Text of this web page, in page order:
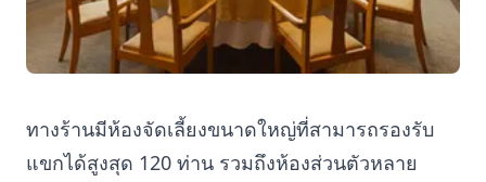
ทางร้านมีห้องจัดเลี้ยงขนาดใหญ่ที่สามารถรองรับ
แขกได้สูงสุด 120 ท่าน รวมถึงห้องส่วนตัวหลาย